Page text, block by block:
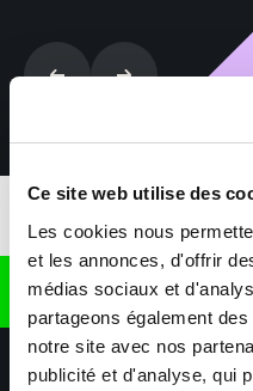
Ce site web utilise des
Les cookies nous
et les annonces, d'offrir
médias sociaux et
partageons également
notre site avec nos
publicité et d'analyse, qui
Retrouvez